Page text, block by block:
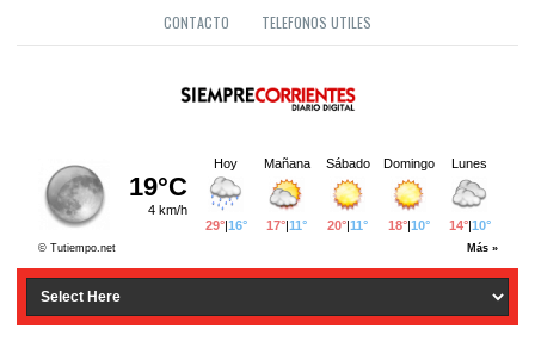
CONTACTO TELEFONOS UTILES